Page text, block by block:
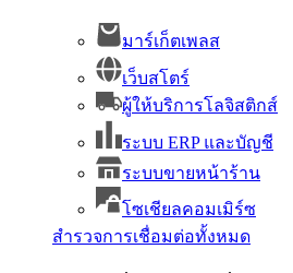
มาร์เก็ตเพลส
เว็บสโตร์
ผู้ให้บริการโลจิสติกส์
ระบบ ERP และบัญชี
ระบบขายหน้าร้าน
โซเชียลคอมเมิร์ซ
สำรวจการเชื่อมต่อทั้งหมด